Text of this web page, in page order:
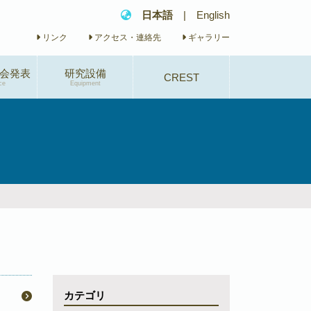
日本語 | English
リンク アクセス・連絡先 ギャラリー
発表 研究設備
Equipment
CREST
カテゴリ